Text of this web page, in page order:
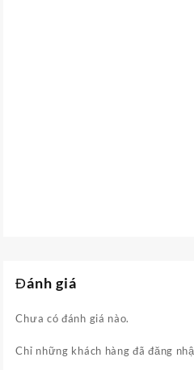
Đánh giá
Chưa có đánh giá nào.
Chỉ những khách hàng đã đăng